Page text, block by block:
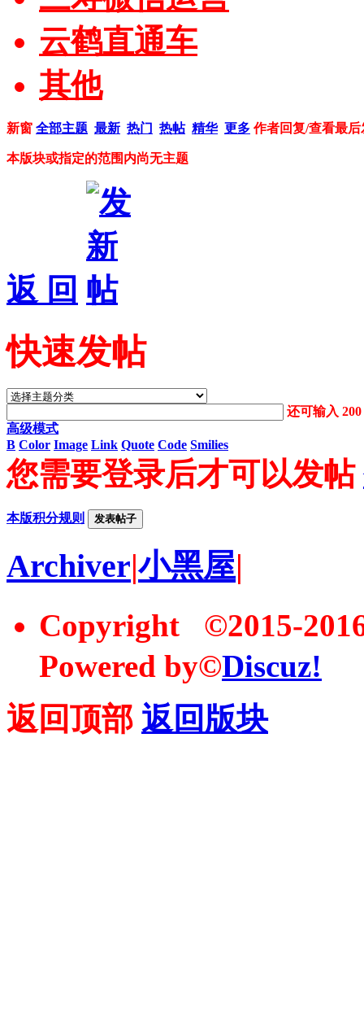
云鹤直通车
其他
新窗 全部主题 最新 热门 热帖 精华 更多 作者回复/查看最后
本版块或指定的范围内尚无主题
返 回
快速发帖
还可输入200
高级模式
B Color Image Link Quote Code Smilies
您需要登录后才可以发帖
本版积分规则 发表帖子
Archiver|小黑屋|
Copyright ©2015-
Powered by©Discuz!
返回顶部 返回版块